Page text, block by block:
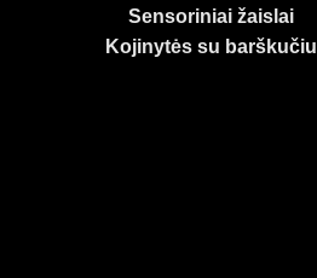
Sensoriniai žaislai
Kojinytės su barškučiu